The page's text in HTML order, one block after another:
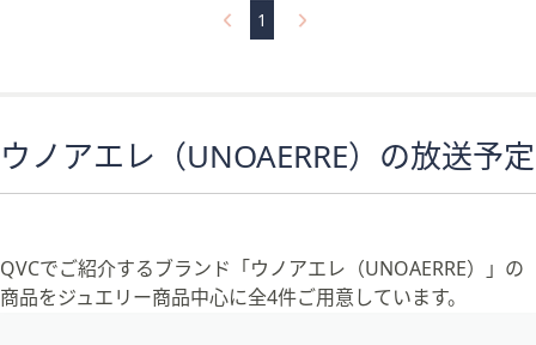
1
ウノアエレ（UNOAERRE）の放送予定
QVCでご紹介するブランド「ウノアエレ（UNOAERRE）」の
商品をジュエリー商品中心に全4件ご用意しています。